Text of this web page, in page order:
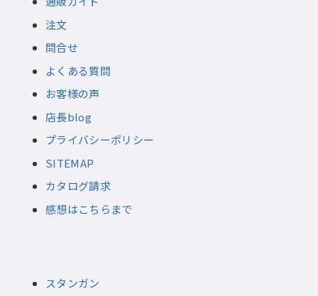
注文
問合せ
よくある質問
お客様の声
店長blog
プライバシーポリシー
SITEMAP
カタログ請求
感想はこちらまで
スタンガン